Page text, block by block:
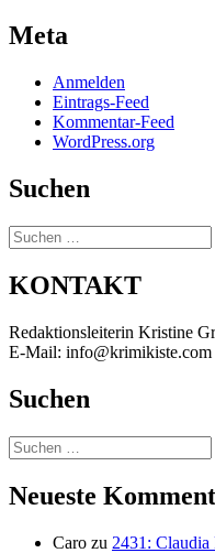
Meta
Anmelden
Eintrags-Feed
Kommentar-Feed
WordPress.org
Suchen
Suchen
nach:
KONTAKT
Redaktionsleiterin Kristine
E-Mail: info@krimikiste.com
Suchen
Suchen
nach:
Neueste
Caro zu 2431: